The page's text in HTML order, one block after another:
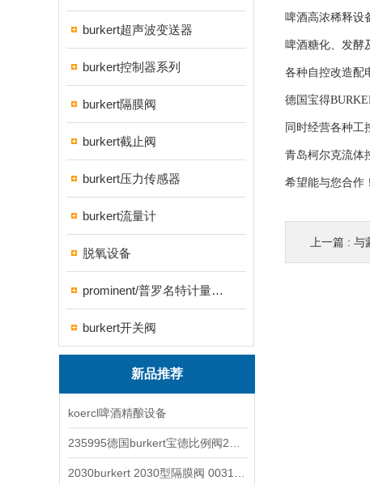
burkert超声波变送器
burkert控制器系列
burkert隔膜阀
burkert截止阀
burkert压力传感器
burkert流量计
脱氧设备
prominent/普罗名特计量泵系列
burkert开关阀
新品推荐
koercl啤酒精酿设备
啤酒高浓稀释设
啤酒糖化、发酵
各种自控改造配
德国宝得
同时经营各种工
青岛柯尔克流体
希望能与您合作！
上一篇 : 与